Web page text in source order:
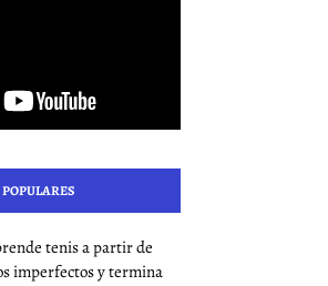
tenis a partir de
imperfectos y termina